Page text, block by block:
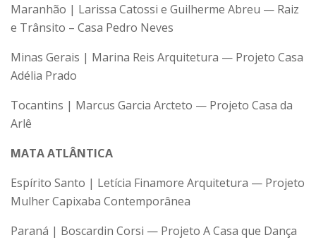
Maranhão | Larissa Catossi e Guilherme Abreu — Raiz
e Trânsito – Casa Pedro Neves
Minas Gerais | Marina Reis Arquitetura — Projeto Casa
Adélia Prado
Tocantins | Marcus Garcia Arcteto — Projeto Casa da
Arlê
MATA ATLÂNTICA
Espírito Santo | Letícia Finamore Arquitetura — Projeto
Mulher Capixaba Contemporânea
Paraná | Boscardin Corsi — Projeto A Casa que Dança